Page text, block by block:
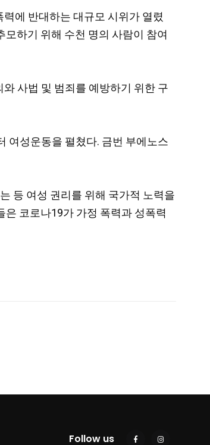
에 반대하는 대규모 시위가 열렸
하기 위해 수천 명의 사람이 참여
사법 및 범죄를 예방하기 위한 구
여성운동을 펼쳤다. 금번 부에노스
등 여성 권리를 위해 국가적 노력을
코로나19가 가정 폭력과 성폭력
Follow us